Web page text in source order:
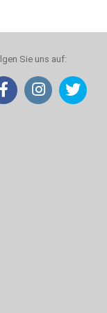
Sie uns auf: